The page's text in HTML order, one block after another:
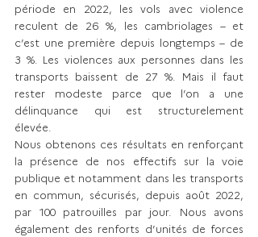
période en 2022, les vols avec violence
reculent de 26 %, les cambriolages – et
c’est une première depuis longtemps – de
3 %. Les violences aux personnes dans les
transports baissent de 27 %. Mais il faut
rester modeste parce que l’on a une
délinquance qui est structure­lement
élevée.
Nous obtenons ces résultats en renforçant
la présen­ce de nos effectifs sur la voie
publique et notamment dans les transports
en commun, sécurisés, depuis août 2022,
par 100 patrouilles par jour. Nous avons
également des renforts d’unités de forces